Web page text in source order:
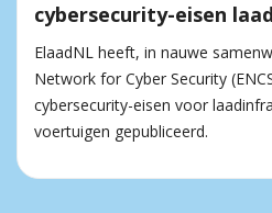
cybersecurity-eisen
ElaadNL heeft, in nauwe
Network for Cyber Security
cybersecurity-eisen voor
voertuigen gepubliceerd.